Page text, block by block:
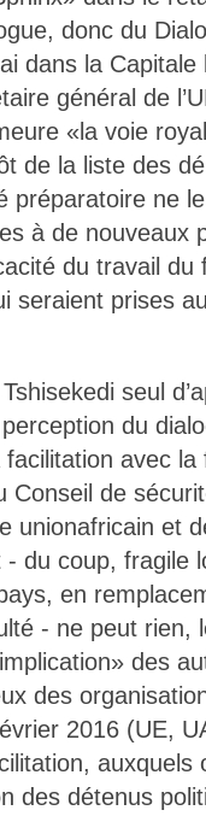
donc du
dans la Capitale
général de
«la voie
de la liste des
préparatoire ne
à de nouveaux
du travail
seraient prises
seul
du
avec la
Conseil de
unionafricain et
du coup, fragile
en
- ne peut rien,
des
des
2016 (UE,
auxquels
des détenus